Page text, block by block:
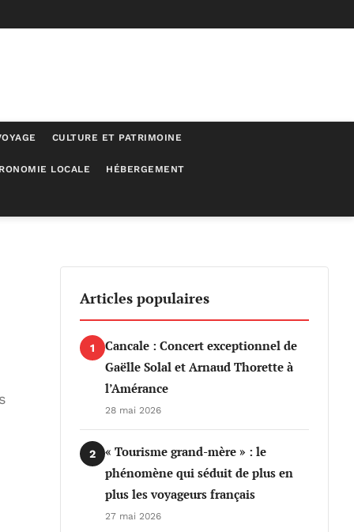
CULTURE ET PATRIMOINE
LOCALE HÉBERGEMENT
Articles populaires
1
Cancale : Concert exceptionnel de
Gaëlle Solal et Arnaud Thorette à
l’Amérance
28 mai 2026
2
« Tourisme grand-mère » : le
phénomène qui séduit de plus en
plus les voyageurs français
27 mai 2026